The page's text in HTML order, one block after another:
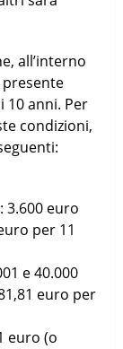
all’interno
presente
10 anni. Per
condizioni,
3.600 euro
per 11
e 40.000
euro per
euro (o